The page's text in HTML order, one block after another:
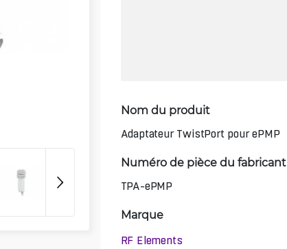
Nom du produit
Adaptateur TwistPort pour ePMP
Numéro de pièce du fabricant
TPA-ePMP
Marque
RF Elements